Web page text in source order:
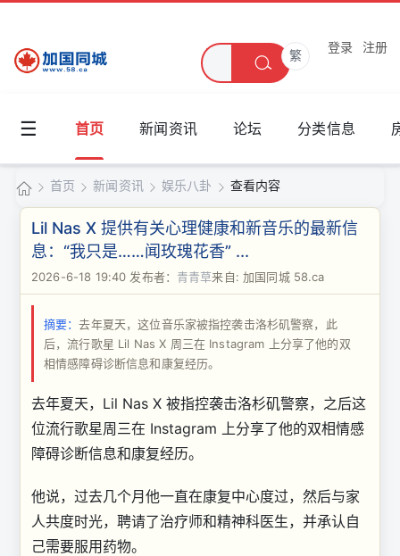
繁
登录 注册
☰ 首页 新闻资讯 论坛 分类信息
加
同
城
›
首页
›
新闻资讯 娱乐八卦
›
查看内容
Lil Nas X 提供有关心理健康和新音乐的最新信
息：“我只是……闻玫瑰花香” ...
2026-6-18 19:40 发布者： 青青草来自: 加国同城 58.ca
摘要：去年夏天，这位音乐家被指控袭击洛杉矶警察，此
后，流行歌星 Lil Nas X 周三在 Instagram 上分享了他的双
相情感障碍诊断信息和康复经历。
去年夏天，Lil Nas X 被指控袭击洛杉矶警察，之后这
位流行歌星周三在 Instagram 上分享了他的双相情感
障碍诊断信息和康复经历。
他说，过去几个月他一直在康复中心度过，然后与家
人共度时光，聘请了治疗师和精神科医生，并承认自
己需要服用药物。